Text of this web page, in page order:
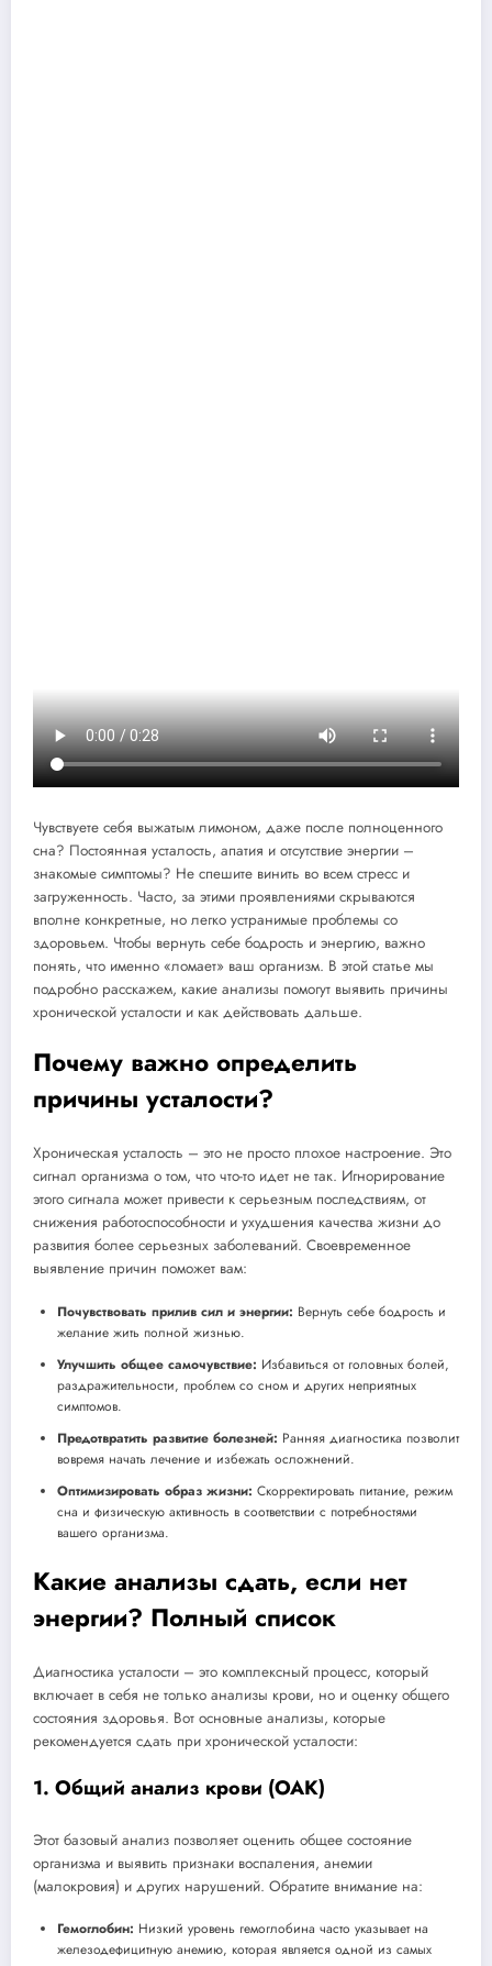
Чувствуете себя выжатым лимоном, даже после полноценного
сна? Постоянная усталость, апатия и отсутствие энергии –
знакомые симптомы? Не спешите винить во всем стресс и
загруженность. Часто, за этими проявлениями скрываются
вполне конкретные, но легко устранимые проблемы со
здоровьем. Чтобы вернуть себе бодрость и энергию, важно
понять, что именно «ломает» ваш организм. В этой статье мы
подробно расскажем, какие анализы помогут выявить причины
хронической усталости и как действовать дальше.
Почему важно определить
причины усталости?
Хроническая усталость – это не просто плохое настроение. Это
сигнал организма о том, что что-то идет не так. Игнорирование
этого сигнала может привести к серьезным последствиям, от
снижения работоспособности и ухудшения качества жизни до
развития более серьезных заболеваний. Своевременное
выявление причин поможет вам:
Почувствовать прилив сил и энергии: Вернуть себе бодрость и
желание жить полной жизнью.
Улучшить общее самочувствие: Избавиться от головных болей,
раздражительности, проблем со сном и других неприятных
симптомов.
Предотвратить развитие болезней: Ранняя диагностика позволит
вовремя начать лечение и избежать осложнений.
Оптимизировать образ жизни: Скорректировать питание, режим
сна и физическую активность в соответствии с потребностями
вашего организма.
Какие анализы сдать, если нет
энергии? Полный список
Диагностика усталости – это комплексный процесс, который
включает в себя не только анализы крови, но и оценку общего
состояния здоровья. Вот основные анализы, которые
рекомендуется сдать при хронической усталости:
1. Общий анализ крови (ОАК)
Этот базовый анализ позволяет оценить общее состояние
организма и выявить признаки воспаления, анемии
(малокровия) и других нарушений. Обратите внимание на:
Гемоглобин: Низкий уровень гемоглобина часто указывает на
железодефицитную анемию, которая является одной из самых